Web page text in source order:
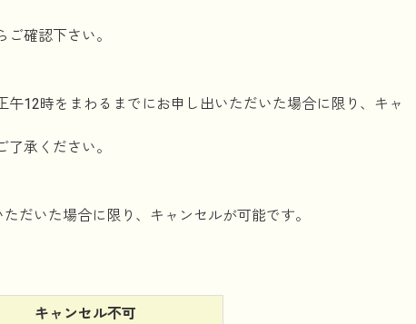
確認下さい。
12時をまわるまでにお申し出いただいた場合に限り、キャ
承ください。
だいた場合に限り、キャンセルが可能です。
キャンセル不可